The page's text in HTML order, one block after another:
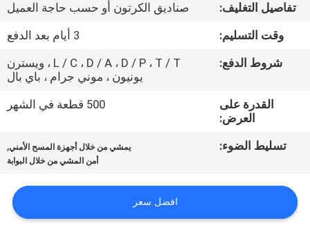
اتصل
اقتباس
خريطة
PRIVACY
تفاصيل التغليف:
صناديق الكرتون أو حسب حاجة العميل
وقت التسليم:
3 أيام بعد الدفع
شروط الدفع:
L / C ، D / A ، D / P ، T / T ، ويسترن
يونيون ، موني جرام ، باي بال
القدرة على
العرض:
500 قطعة في الشهر
تسليط الضوء: يمشي من خلال أجهزة المسح الأمني,
أمن المشي من خلال البوابة
افضل سعر